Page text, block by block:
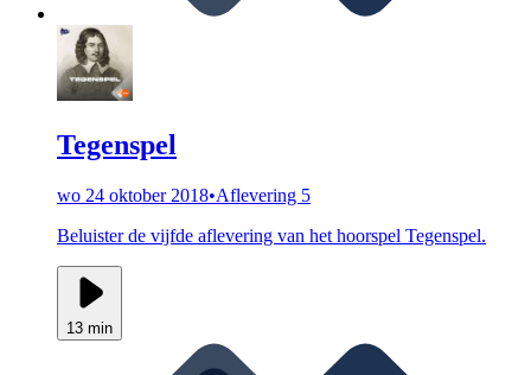
Tegenspel
wo 24 oktober 2018•Aflevering 5
Beluister de vijfde aflevering van het hoorspel Tegenspel.
13 min